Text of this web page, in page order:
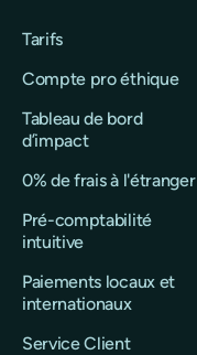
Tarifs
Compte pro éthique
Tableau de bord
d’impact
0% de frais à l'étranger
Pré-comptabilité
intuitive
Paiements locaux et
internationaux
Service Client